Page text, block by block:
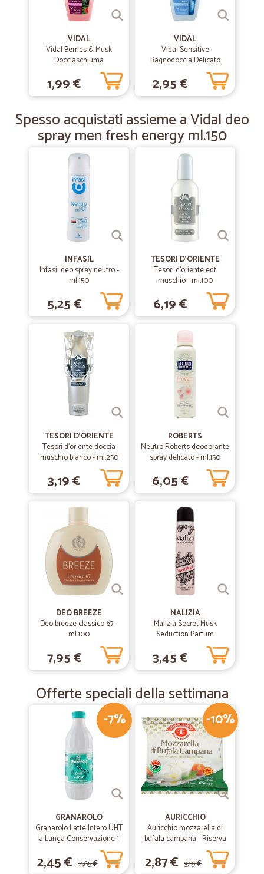
04/12/2019
—Marcello P.
Precisi e molto seri
Precisi e molto seri
12/11/2019
Emanuela P.
Eccezionali è dir poco....
Eccezionali e
VIDAL
Vidal Berries & Musk
Docciaschiuma
Rinvigorente Mora e
Muschio 250 ml
1,99 €
VIDAL
Vidal Sensitive
Bagnodoccia Delicato
Talco Liquido 500 ml
2,95 €
Spesso acquistati assieme a Vidal deo
spray men fresh energy ml.150
INFASIL
Infasil deo spray neutro -
ml.150
5,25 €
TESORI D'ORIENTE
Tesori d'oriente edt
muschio - ml.100
6,19 €
TESORI D'ORIENTE
Tesori d'oriente doccia
muschio bianco - ml.250
3,19 €
ROBERTS
Neutro Roberts deodorante
spray delicato - ml.150
6,05 €
DEO BREEZE
Deo breeze classico 67 -
ml.100
7,95 €
MALIZIA
Malizia Secret Musk
Seduction Parfum
Deodorant 100 mL
3,45 €
Offerte speciali della settimana
-7%
GRANAROLO
Granarolo Latte Intero UHT
a Lunga Conservazione 1
2,45 € 2,65 €
-10%
AURICCHIO
Auricchio mozzarella di
bufala campana - Riserva
esclusiva gr.125
2,87 € 3,19 €